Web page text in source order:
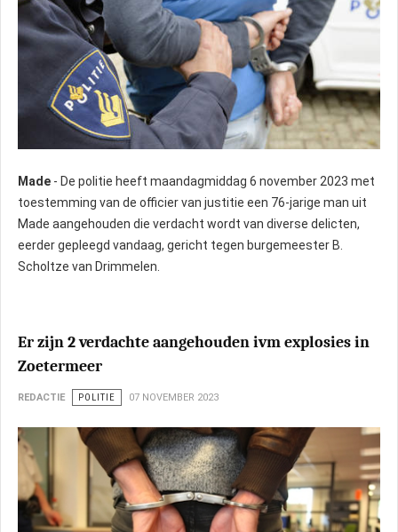
Made - De politie heeft maandagmiddag 6 november 2023 met
toestemming van de officier van justitie een 76-jarige man uit
Made aangehouden die verdacht wordt van diverse delicten,
eerder gepleegd vandaag, gericht tegen burgemeester B.
Scholtze van Drimmelen.
Er zijn 2 verdachte aangehouden ivm explosies in
Zoetermeer
REDACTIE POLITIE 07 NOVEMBER 2023